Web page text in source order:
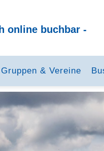
online buchbar -
Gruppen & Vereine